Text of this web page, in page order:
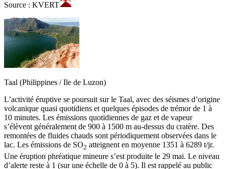
Source : KVERT
Taal (Philippines / Ile de Luzon)
L’activité éruptive se poursuit sur le Taal, avec des séismes d’origine
volcanique quasi quotidiens et quelques épisodes de trémor de 1 à
10 minutes. Les émissions quotidiennes de gaz et de vapeur
s’élèvent généralement de 900 à 1500 m au-dessus du cratère. Des
remontées de fluides chauds sont périodiquement observées dans le
lac. Les émissions de SO2 atteignent en moyenne 1351 à 6289 t/jr.
Une éruption phréatique mineure s’est produite le 29 mai. Le niveau
d’alerte reste à 1 (sur une échelle de 0 à 5). Il est rappelé au public